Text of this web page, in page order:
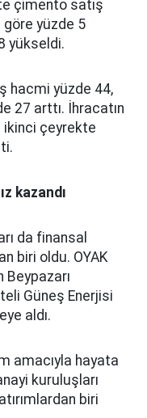
çimento satış
göre yüzde 5
yükseldi.
hacmi yüzde 44,
27 arttı. İhracatın
ikinci çeyrekte
kazandı
da finansal
biri oldu. OYAK
Beypazarı
Güneş Enerjisi
aldı.
amacıyla hayata
kuruluşları
biri